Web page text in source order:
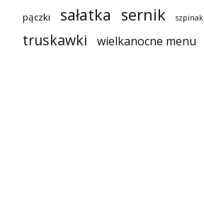
pączki sałatka sernik szpinak
truskawki wielkanocne menu